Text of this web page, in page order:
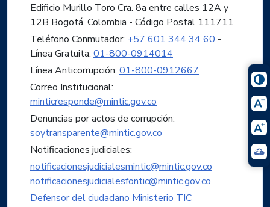
Edificio Murillo Toro Cra. 8a entre calles 12A y
12B Bogotá, Colombia - Código Postal 111711
Teléfono Conmutador: +57 601 344 34 60 -
Línea Gratuita: 01-800-0914014
Línea Anticorrupción: 01-800-0912667
Correo Institucional:
minticresponde@mintic.gov.co
Denuncias por actos de corrupción:
soytransparente@mintic.gov.co
Notificaciones judiciales:
notificacionesjudicialesmintic@mintic.gov.co
notificacionesjudicialesfontic@mintic.gov.co
Defensor del ciudadano Ministerio TIC